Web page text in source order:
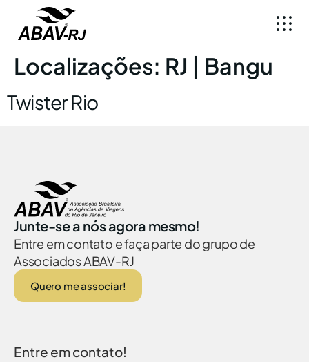
Localizações: RJ | Bangu
Twister Rio
Junte-se a nós agora mesmo!
Entre em contato e faça parte do grupo de
Associados ABAV-RJ
Quero me associar!
Entre em contato!